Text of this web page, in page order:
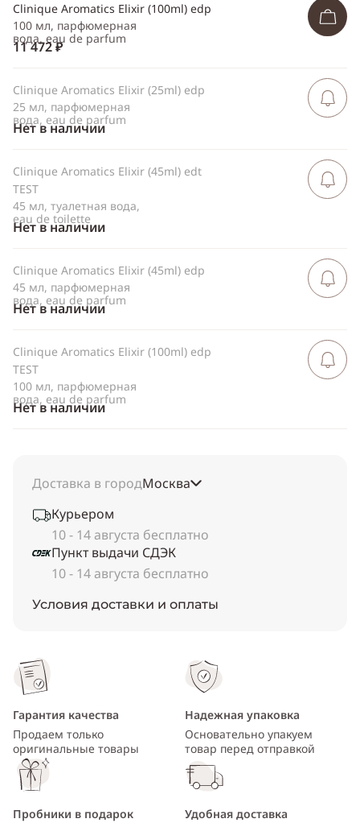
Clinique Aromatics Elixir (100ml) edp
100 мл, парфюмерная
вода, eau de parfum
11 472 ₽
Clinique Aromatics Elixir (25ml) edp
25 мл, парфюмерная
вода, eau de parfum
Нет в наличии
Сообщить
Clinique Aromatics Elixir (45ml) edt
TEST
45 мл, туалетная вода,
eau de toilette
Нет в наличии
Сообщить
Clinique Aromatics Elixir (45ml) edp
45 мл, парфюмерная
вода, eau de parfum
Нет в наличии
Сообщить
Clinique Aromatics Elixir (100ml) edp
TEST
100 мл, парфюмерная
вода, eau de parfum
Нет в наличии
Сообщить
Доставка в городМосква
Курьером
10 - 14 августа бесплатно
Пункт выдачи СДЭК
10 - 14 августа бесплатно
Условия доставки и оплаты
Гарантия качества
Продаем только
оригинальные товары
Надежная упаковка
Основательно упакуем
товар перед отправкой
Пробники в подарок
Удобная доставка